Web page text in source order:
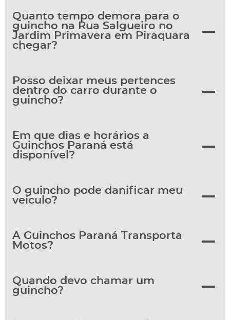
Quanto tempo demora para o
guincho na Rua Salgueiro no
Jardim Primavera em Piraquara
chegar?
Posso deixar meus pertences
dentro do carro durante o
guincho?
Em que dias e horários a
Guinchos Paraná está
disponível?
O guincho pode danificar meu
veículo?
A Guinchos Paraná Transporta
Motos?
Quando devo chamar um
guincho?